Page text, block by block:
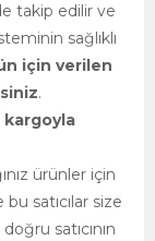
takip edilir ve
sağlıklı
için verilen
.
kargoyla
ürünler için
satıcılar size
satıcının